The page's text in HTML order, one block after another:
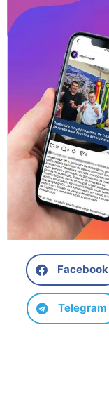
Facebook
Telegram